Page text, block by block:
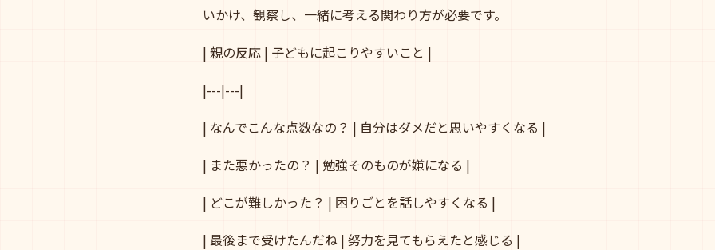
いかけ、観察し、一緒に考える関わり方が必要です。
| 親の反応 | 子どもに起こりやすいこと |
|---|---|
| なんでこんな点数なの？ | 自分はダメだと思いやすくなる |
| また悪かったの？ | 勉強そのものが嫌になる |
| どこが難しかった？ | 困りごとを話しやすくなる |
| 最後まで受けたんだね | 努力を見てもらえたと感じる |